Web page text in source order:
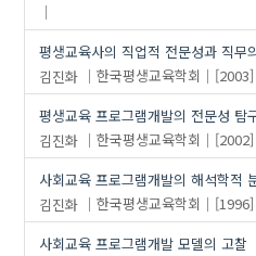
평생교육사의 직업적 전문성과 직무
김진화
한국평생교육학회
[2003]
평생교육 프로그램개발의 전문성 탐
김진화
한국평생교육학회
[2002]
사회교육 프로그램개발의 해석학적
김진화
한국평생교육학회
[1996]
사회교육 프로그램개발 모델의 고찰